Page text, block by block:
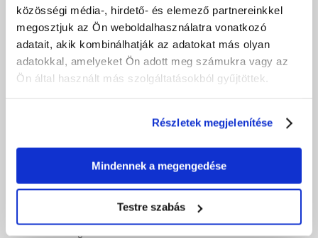
közösségi média-, hirdető- és elemező partnereinkkel
megosztjuk az Ön weboldalhasználatra vonatkozó
adatait, akik kombinálhatják az adatokat más olyan
adatokkal, amelyeket Ön adott meg számukra vagy az
Ön által használt más szolgáltatásokból gyűjtöttek.
Részletek megjelenítése
Mindennek a megengedése
Testre szabás
Adatvédelmi szabályzat
Fera alkalmazás
Fizetési módok
Hűségprogram
Általános Szerződési Feltételek
Regisztráció webáruházunkban
VÁSÁRLÁS